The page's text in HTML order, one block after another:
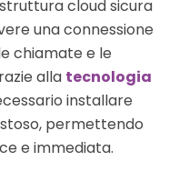
cloud sicura
una connessione
chiamate e le
alla tecnologia
installare
permettendo
e immediata.